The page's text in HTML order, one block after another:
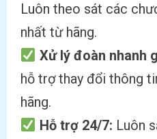
Luôn theo sát các
nhất từ hãng.
Xử lý đoàn nhanh
hỗ trợ thay đổi thông
hãng.
Hỗ trợ 24/7: Luôn